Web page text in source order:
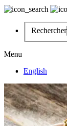
Rechercher
Menu
English